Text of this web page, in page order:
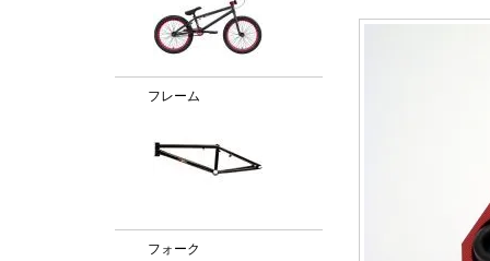
フレーム
フォーク